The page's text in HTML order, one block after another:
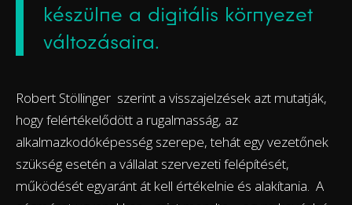
készülne a digitális környezet
változásaira.
Robert Stöllinger szerint a visszajelzések azt mutatják,
hogy felértékelődött a rugalmasság, az
alkalmazkodóképesség szerepe, tehát egy vezetőnek
szükség esetén a vállalat szervezeti felépítését,
működését egyaránt át kell értékelnie és alakítania. A